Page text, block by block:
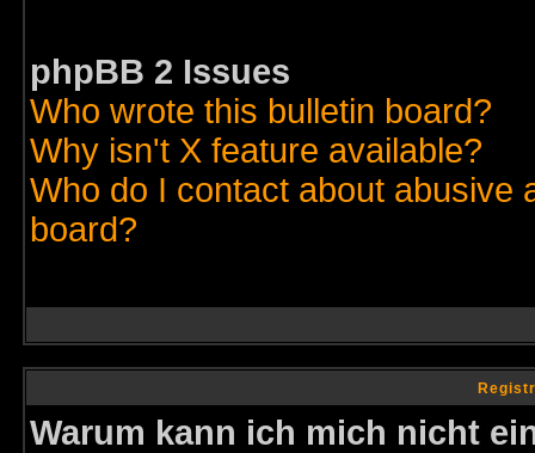
phpBB 2 Issues
Who wrote this bulletin board?
Why isn't X feature available?
Who do I contact about abusive
board?
Warum kann ich mich nicht